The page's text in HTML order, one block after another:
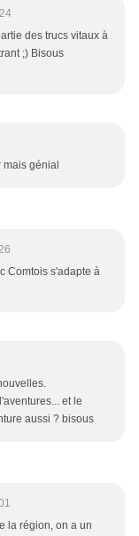
des trucs vitaux à
;) Bisous
génial
Comtois s'adapte à
et le
aussi ? bisous
la région, on a un